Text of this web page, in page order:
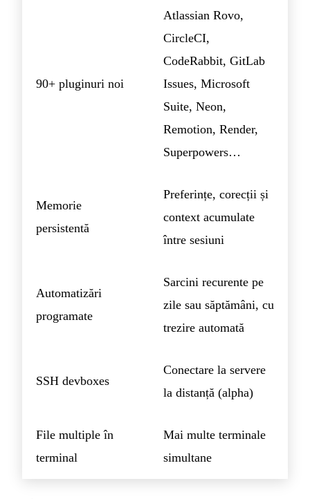
90+ pluginuri noi
Atlassian Rovo,
CircleCI,
CodeRabbit, GitLab
Issues, Microsoft
Suite, Neon,
Remotion, Render,
Superpowers…
Memorie
persistentă
Preferințe, corecții și
context acumulate
între sesiuni
Automatizări
programate
Sarcini recurente pe
zile sau săptămâni, cu
trezire automată
SSH devboxes
Conectare la servere
la distanță (alpha)
File multiple în
terminal
Mai multe terminale
simultane